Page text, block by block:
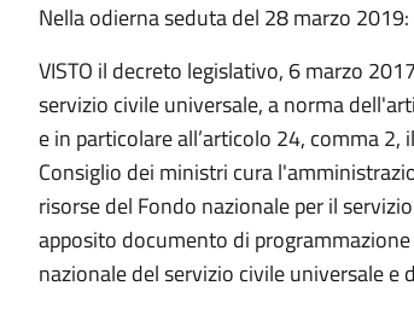
Nella odierna seduta del 28 marzo 2019:
VISTO il decreto legislativo, 6 marzo
servizio civile universale, a norma
e in particolare all’articolo 24, comma 2,
Consiglio dei ministri cura
risorse del Fondo nazionale per il
apposito documento di
nazionale del servizio civile universale e